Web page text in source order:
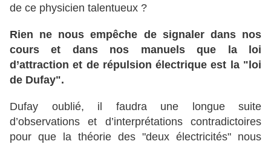
de ce physicien talentueux ?
Rien ne nous empêche de signaler dans nos
cours et dans nos manuels que la loi
d’attraction et de répulsion électrique est la "loi
de Dufay".
Dufay oublié, il faudra une longue suite
d’observations et d’interprétations contradictoires
pour que la théorie des "deux électricités" nous